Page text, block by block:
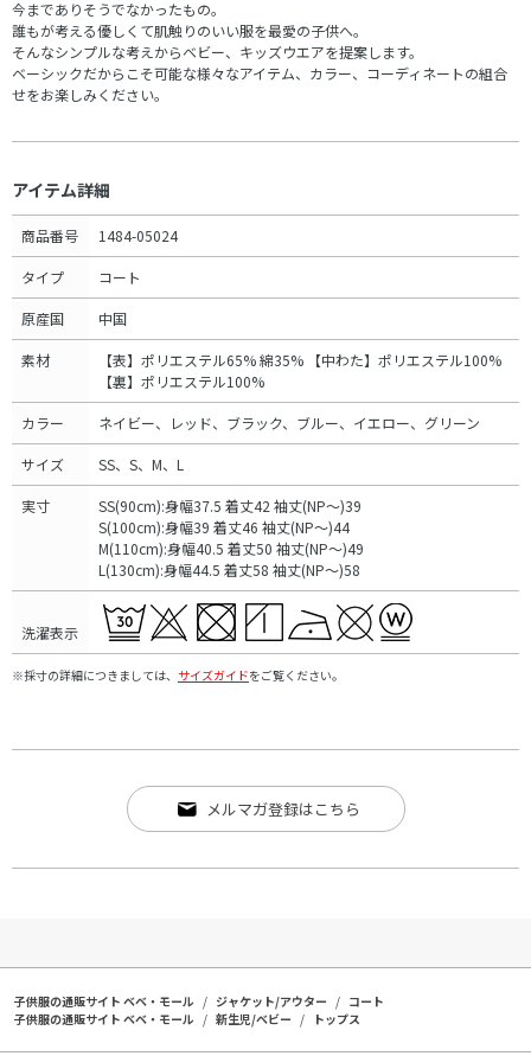
今までありそうでなかったもの。
誰もが考える優しくて肌触りのいい服を最愛の子供へ。
そんなシンプルな考えからベビー、キッズウエアを提案します。
ベーシックだからこそ可能な様々なアイテム、カラー、コーディネートの組合
せをお楽しみください。
アイテム詳細
商品番号 1484-05024
タイプ コート
原産国 中国
素材
【表】ポリエステル65% 綿35% 【中わた】ポリエステル100%
【裏】ポリエステル100%
カラー ネイビー、レッド、ブラック、ブルー、イエロー、グリーン
サイズ SS、S、M、L
実寸
SS(90cm):身幅37.5 着丈42 袖丈(NP～)39
S(100cm):身幅39 着丈46 袖丈(NP～)44
M(110cm):身幅40.5 着丈50 袖丈(NP～)49
L(130cm):身幅44.5 着丈58 袖丈(NP～)58
洗濯表示
※採寸の詳細につきましては、 サイズガイドをご覧ください。
メルマガ登録はこちら
子供服の通販サイト ベベ・モール ジャケット/アウター
コート
子供服の通販サイト ベベ・モール
新生児/ベビー トップス